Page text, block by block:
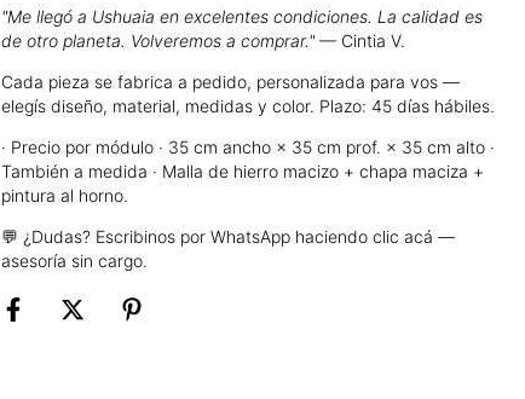
"Me llegó a Ushuaia en excelentes condiciones. La calidad es
de otro planeta. Volveremos a comprar."— Cintia V.
Cada pieza se fabrica a pedido, personalizada para vos —
elegís diseño, material, medidas y color. Plazo: 45 días hábiles.
· Precio por módulo · 35 cm ancho × 35 cm prof. × 35 cm alto ·
También a medida · Malla de hierro macizo + chapa maciza +
pintura al horno.
💬 ¿Dudas? Escribinos por WhatsApp haciendo clic acá —
asesoría sin cargo.